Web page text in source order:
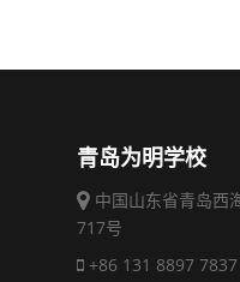
青岛为明学校
中国山东省青岛西
717号
+86 131 8897 7837